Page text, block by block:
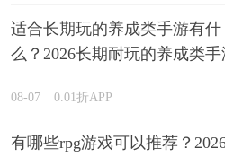
适合长期玩的养成类手游有什
么？2026长期耐玩的养成类手
08-07 0.01折APP
有哪些rpg游戏可以推荐？